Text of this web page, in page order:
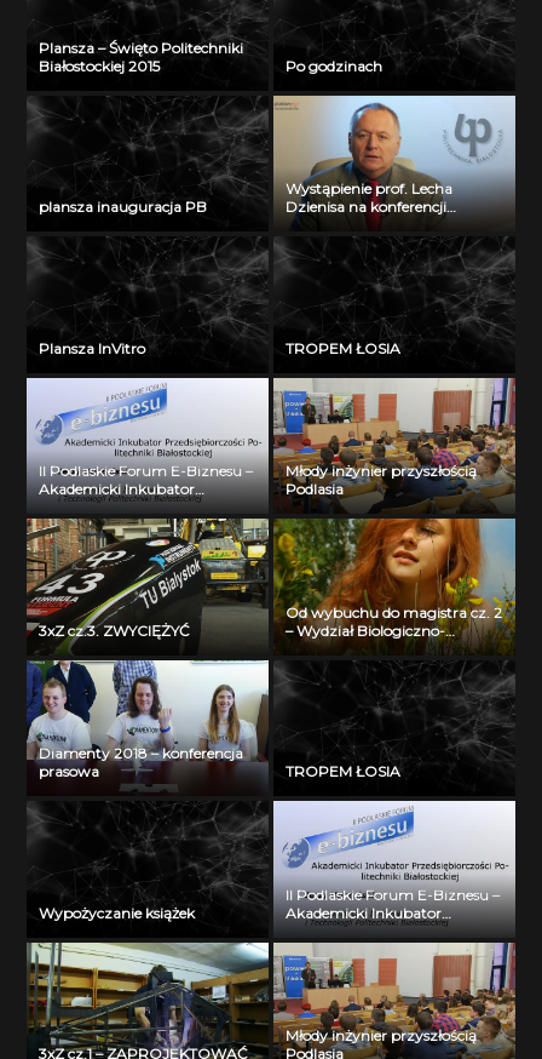
Plansza – Święto Politechniki
Białostockiej 2015
Po godzinach
plansza inauguracja PB
Wystąpienie prof. Lecha
Dzienisa na konferencji
„Integration, partnership and
innovations in civil engineering
and education”
Plansza InVitro TROPEM ŁOSIA
II Podlaskie Forum E-Biznesu –
Akademicki Inkubator
Przedsiębiorczości Politechniki
Białostockiej – Jerzy Muszyński
Młody inżynier przyszłością
Podlasia
3xZ cz.3. ZWYCIĘŻYĆ
Od wybuchu do magistra cz. 2
– Wydział Biologiczno-
Chemiczny Uniwersytetu w
Białymstoku
Diamenty 2018 – konferencja
prasowa
TROPEM ŁOSIA
Wypożyczanie książek
II Podlaskie Forum E-Biznesu –
Akademicki Inkubator
Przedsiębiorczości Politechniki
Białostockiej – Jerzy Muszyński
3xZ cz.1 – ZAPROJEKTOWAĆ
Młody inżynier przyszłością
Podlasia